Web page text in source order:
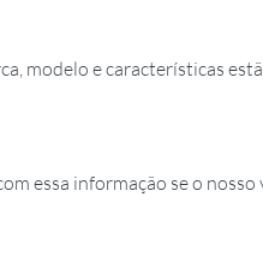
modelo e características
essa informação se o